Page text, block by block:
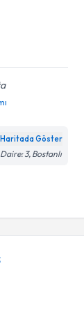
Haritada Göster
3, Bostanlı